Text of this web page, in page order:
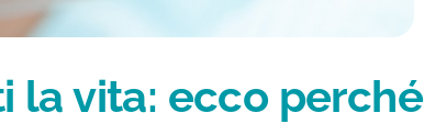
la vita: ecco perché